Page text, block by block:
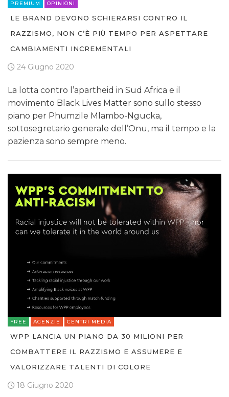
PREMIUM OPINIONI
LE BRAND DEVONO SCHIERARSI CONTRO IL
RAZZISMO, NON C’È PIÙ TEMPO PER ASPETTARE
CAMBIAMENTI INCREMENTALI
24 Giugno 2020
La lotta contro l’apartheid in Sud Africa e il
movimento Black Lives Matter sono sullo stesso
piano per Phumzile Mlambo-Ngucka,
sottosegretario generale dell’Onu, ma il tempo e la
pazienza sono sempre meno.
FREE AGENZIE CENTRI MEDIA
WPP LANCIA UN PIANO DA 30 MILIONI PER
COMBATTERE IL RAZZISMO E ASSUMERE E
VALORIZZARE TALENTI DI COLORE
18 Giugno 2020